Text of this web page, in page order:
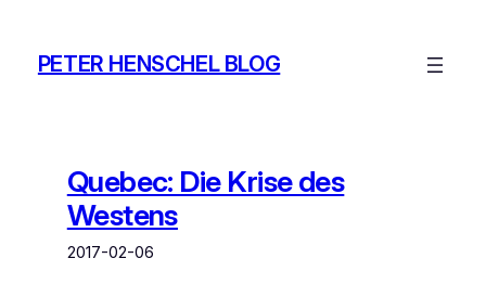
springen
PETER HENSCHEL BLOG
Quebec: Die Krise des
Westens
2017-02-06